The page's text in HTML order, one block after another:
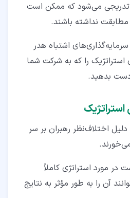
تدریجی می‌شود که ممکن است
مطابقت نداشته باشند.
سرمایه‌گذاری‌های اشتباه هدر
را که به شرکت شما
دست بدهید.
اختلاف‌نظر رهبران بر سر
مورد استراتژی کاملاً
آن را به طور مؤثر به نتایج